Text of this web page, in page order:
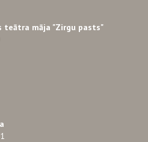
teātra māja "Zirgu pasts"